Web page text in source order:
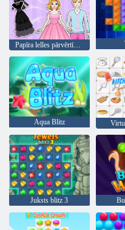
Papīra lelles pārvērtības un saģērbšana
Aqua Blitz
Juksts blitz 3